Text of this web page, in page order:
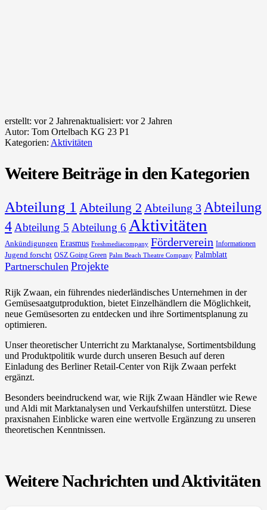
erstellt: vor 2 Jahrenaktualisiert: vor 2 Jahren
Autor: Tom Ortelbach KG 23 P1
Kategorien: Aktivitäten
Weitere Beiträge in den Kategorien
Abteilung 1 Abteilung 2 Abteilung 3 Abteilung
4 Abteilung 5 Abteilung 6 Aktivitäten
Ankündigungen Erasmus Freshmediacompany Förderverein Informationen
Jugend forscht OSZ Going Green Palm Beach Theatre Company Palmblatt
Partnerschulen Projekte
Rijk Zwaan, ein führendes niederländisches Unternehmen in der
Gemüsesaatgutproduktion, bietet Einzelhändlern die Möglichkeit,
neue Gemüsesorten zu entdecken und ihre Sortimentsplanung zu
optimieren.
Unser theoretischer Unterricht zu Marktanalyse, Sortimentsbildung
und Produktpolitik wurde durch unseren Besuch auf deren
Einladung des Berliner Retail-Center von Rijk Zwaan perfekt
ergänzt.
Besonders beeindruckend war, wie Rijk Zwaan Händler wie Rewe
und Aldi mit Marktanalysen und Verkaufshilfen unterstützt. Diese
praxisnahen Einblicke waren eine wertvolle Ergänzung zu unseren
theoretischen Kenntnissen.
Weitere Nachrichten und Aktivitäten